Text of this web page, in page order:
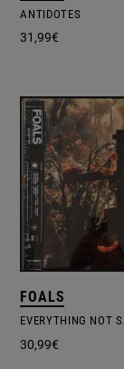
ANTIDOTES
31,99€
FOALS
30,99€